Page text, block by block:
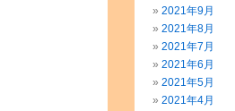
2021年9月
2021年8月
2021年7月
2021年6月
2021年5月
2021年4月